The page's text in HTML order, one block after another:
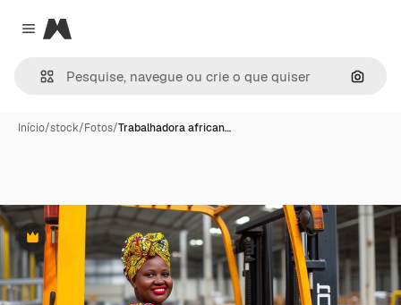
Close menu
Magnific
Início/stock/Fotos/Trabalhadora african…
Premium